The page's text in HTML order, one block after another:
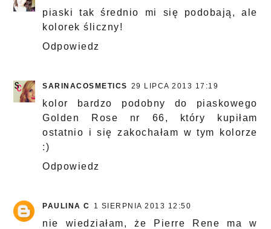
piaski tak średnio mi się podobają, ale
kolorek śliczny!
Odpowiedz
SARINACOSMETICS 29 LIPCA 2013 17:19
kolor bardzo podobny do piaskowego
Golden Rose nr 66, który kupiłam
ostatnio i się zakochałam w tym kolorze
:)
Odpowiedz
PAULINA C 1 SIERPNIA 2013 12:50
nie wiedziałam, że Pierre Rene ma w